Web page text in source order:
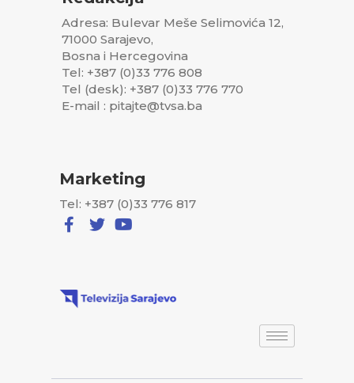
Adresa: Bulevar Meše Selimovića 12,
71000 Sarajevo,
Bosna i Hercegovina
Tel: +387 (0)33 776 808
Tel (desk): +387 (0)33 776 770
E-mail : pitajte@tvsa.ba
Marketing
Tel: +387 (0)33 776 817